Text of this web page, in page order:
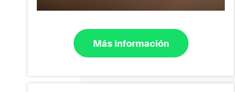
Más información